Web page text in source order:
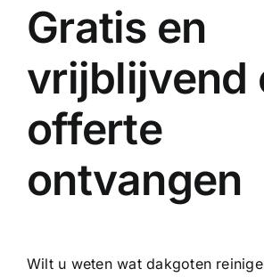
Gratis en
vrijblijvend
offerte
ontvangen
Wilt u weten wat dakgoten